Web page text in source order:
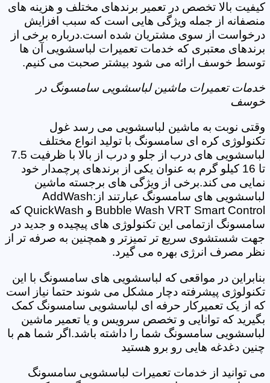
کیفیت بالا تخصص در تعمیر برندهای مختلف و هزینه های
منصفانه از جمله ویژگی هایی است که سبب افزایش
درخواست از سوی مشتریان شده است.درباره برخی از
برندهای معتبری که خدمات تعمیرات لباسشویی آن ها
توسط خوسف ارائه می شود بیشتر صحبت می کنیم.
خدمات تعمیرات ماشین لباسشویی سامسونگ در
خوسف
وقتی نوبت به ماشین لباسشویی می رسد غول
تکنولوژی کره ای سامسونگ با تولید انواع مختلف
لباسشویی های درب از جلو و درب از بالا با ظرفیت 7.5
تا 16 کیلو گرم به عنوان یکی از برندهای پرچمدار خود
نمایی می کند.برخی از ویژگی های برجسته ماشین
لباسشویی های سامسونگ عبارتند از:AddWash
Bubble Wash VRT Smart Control و QuickWash که
سامسونگ ازتمامی این تکنولوژی های پیچیده و جدید در
جهت شستشوی سریع تر تمیزتر و همچنین به صرفه تر از
نظر مصرف انرژی بهره می گیرد.
بنابراین در مواقعی که لباسشویی های سامسونگ با این
تکنولوژی پیشرفته دچار مشکل می شوند حتما نیاز است
که از یک تعمیرکار حرفه ای لباسشویی سامسونگ کمک
بگیرید که توانایی و تخصص سرویس و یا تعمیر ماشین
لباسشویی سامسونگ شما را داشته باشد.اگر شما هم با
چنین دغدغه هایی رو برو هستید
می توانید از خدمات تعمیرات لباسشویی سامسونگ